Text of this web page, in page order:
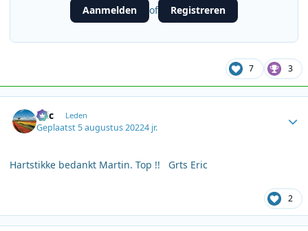
Aanmelden of Registreren
7 3
Eric Leden
Geplaatst 5 augustus 20224 jr.
Hartstikke bedankt Martin. Top !! Grts Eric
2